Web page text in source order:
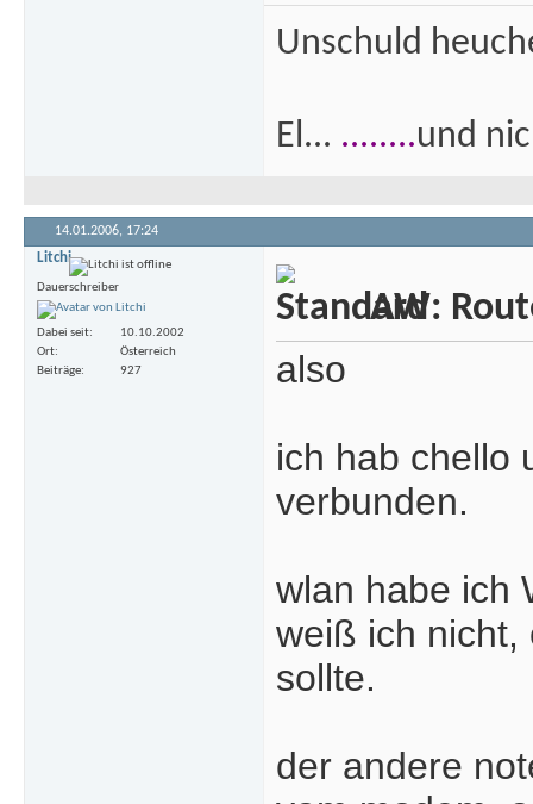
Unschuld
El... ........und
14.01.2006, 17:24
Litchi
Dauerschreiber
Dabei seit
10.10.2002
Ort
Österreich
Beiträge
927
AW:
also
ich hab chello
verbunden.
wlan habe ich
weiß ich nicht,
sollte.
der andere